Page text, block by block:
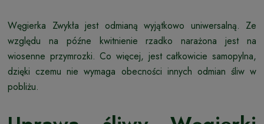
Węgierka Zwykła jest odmianą wyjątkowo uniwersalną. Ze
względu na późne kwitnienie rzadko narażona jest na
wiosenne przymrozki. Co więcej, jest całkowicie samopylna,
dzięki czemu nie wymaga obecności innych odmian śliw w
pobliżu.